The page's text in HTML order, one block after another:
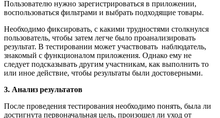
Пользователю нужно зарегистрироваться в приложении,
воспользоваться фильтрами и выбрать подходящие товары.
Необходимо фиксировать, с какими трудностями столкнулся
пользователь, чтобы затем легче было проанализировать
результат. В тестировании может участвовать наблюдатель,
знакомый с функционалом приложения. Однако ему не
следует подсказывать другим участникам, как выполнить то
или иное действие, чтобы результаты были достоверными.
3. Анализ результатов
После проведения тестирования необходимо понять, была ли
достигнута первоначальная цель, произошел ли уход от